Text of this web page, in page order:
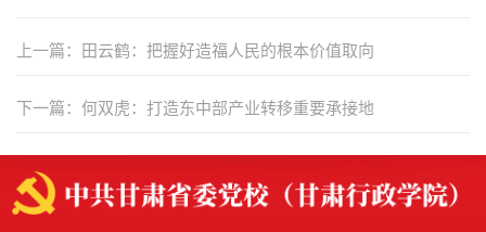
上一篇：田云鹤：把握好造福人民的根本价值取向
下一篇：何双虎：打造东中部产业转移重要承接地